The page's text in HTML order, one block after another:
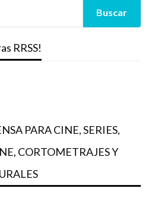
RRSS!
PARA CINE, SERIES,
CORTOMETRAJES Y